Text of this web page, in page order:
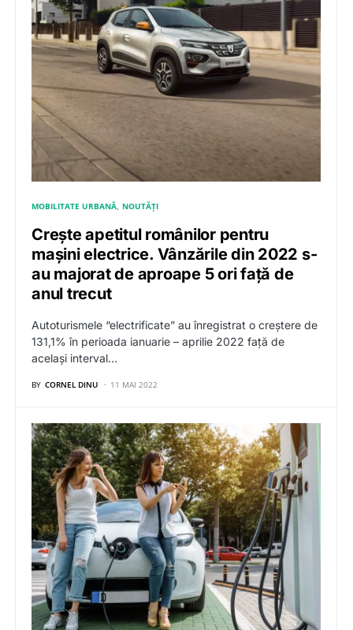
MOBILITATE URBANĂ NOUTĂȚI
Crește apetitul românilor pentru
mașini electrice. Vânzările din 2022 s-
au majorat de aproape 5 ori față de
anul trecut
Autoturismele “electrificate” au înregistrat o creștere de
131,1% în perioada ianuarie – aprilie 2022 față de
același interval…
BY CORNEL DINU 11 MAI 2022